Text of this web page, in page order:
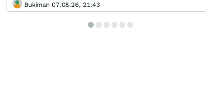
Bukiman 07.08.26, 21:43